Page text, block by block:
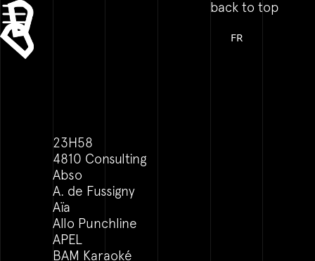
FR
back to top
23H58
4810 Consulting
Abso
A. de Fussigny
Aïa
Allo Punchline
APEL
BAM Karaoké